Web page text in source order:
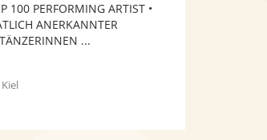
100 PERFORMING ARTIST •
ANERKANNTER
...